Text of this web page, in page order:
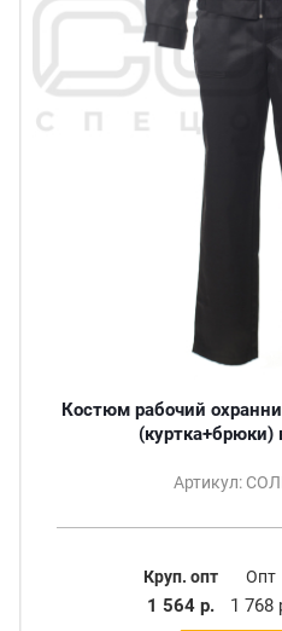
Костюм рабочий
(куртка+брюки)
Артикул:
Круп. опт
1 564 р.
Опт
1 768